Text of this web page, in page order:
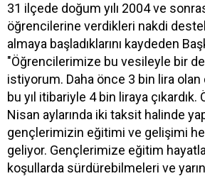
31 ilçede doğum yılı 2004 ve
öğrencilerine verdikleri nakdi
almaya başladıklarını kaydeden
"Öğrencilerimize bu vesileyle bir
istiyorum. Daha önce 3 bin lira olan
bu yıl itibariyle 4 bin liraya
Nisan aylarında iki taksit halinde
gençlerimizin eğitimi ve gelişimi
geliyor. Gençlerimize eğitim
koşullarda sürdürebilmeleri ve